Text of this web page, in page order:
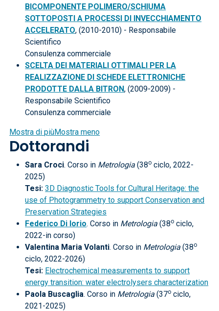
BICOMPONENTE POLIMERO/SCHIUMA
SOTTOPOSTI A PROCESSI DI INVECCHIAMENTO
ACCELERATO, (2010-2010) - Responsabile
Scientifico
Consulenza commerciale
SCELTA DEI MATERIALI OTTIMALI PER LA
REALIZZAZIONE DI SCHEDE ELETTRONICHE
PRODOTTE DALLA BITRON, (2009-2009) -
Responsabile Scientifico
Consulenza commerciale
Mostra di piùMostra meno
Dottorandi
Sara Croci. Corso in Metrologia (38o ciclo, 2022-
2025)
Tesi: 3D Diagnostic Tools for Cultural Heritage: the
use of Photogrammetry to support Conservation and
Preservation Strategies
Federico Di Iorio. Corso in Metrologia (38o ciclo,
2022-in corso)
Valentina Maria Volanti. Corso in Metrologia (38o
ciclo, 2022-2026)
Tesi: Electrochemical measurements to support
energy transition: water electrolysers characterization
Paola Buscaglia. Corso in Metrologia (37o ciclo,
2021-2025)